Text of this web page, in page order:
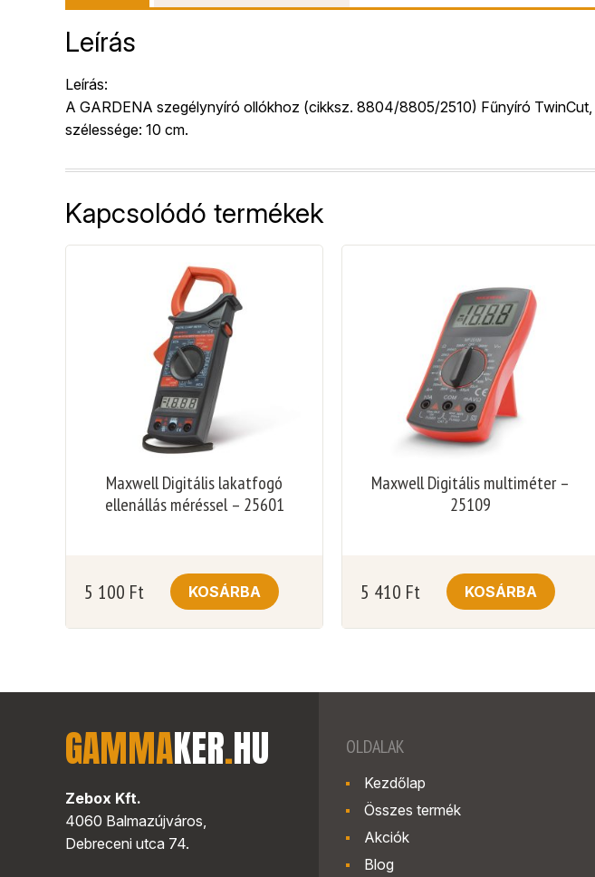
Leírás
Leírás:
A GARDENA szegélynyíró ollókhoz (cikksz. 8804/8805/2510) Fűnyíró
szélessége: 10 cm.
Kapcsolódó termékek
Maxwell Digitális lakatfogó
ellenállás méréssel – 25601
5 100 Ft KOSÁRBA
Maxwell Digitális multiméter –
25109
5 410 Ft KOSÁRBA
GAMMAKER.HU
Zebox Kft.
4060 Balmazújváros,
Debreceni utca 74.
OLDALAK
Kezdőlap
Összes termék
Akciók
Blog